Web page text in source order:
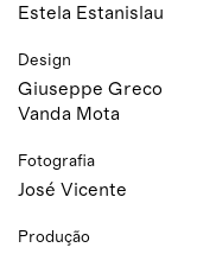
Estela Estanislau
Design
Giuseppe Greco
Vanda Mota
Fotografia
José Vicente
Produção